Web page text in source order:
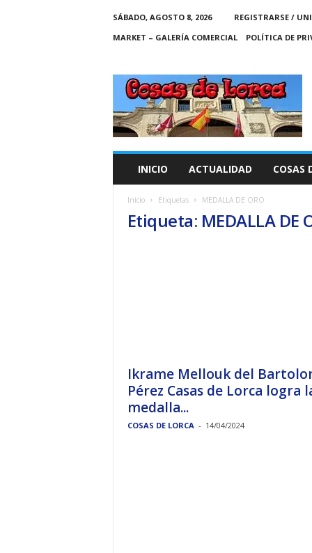
SÁBADO, AGOSTO 8, 2026
REGISTRARSE /
MARKET – GALERÍA COMERCIAL
POLÍTICA DE
C
A
S
INICIO ACTUALIDAD COSAS
Inicio Etiquetas MEDALLA DE ORO
Etiqueta: MEDALLA DE
Ikrame Mellouk del
Pérez Casas de Lorca logra
medalla...
COSAS DE LORCA - 14/04/2024